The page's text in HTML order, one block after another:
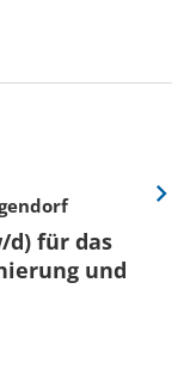
d) für das
und
Eine